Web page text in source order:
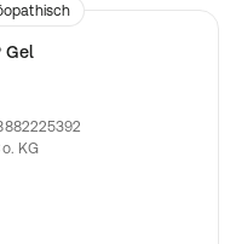
Gel
KG
und leichten